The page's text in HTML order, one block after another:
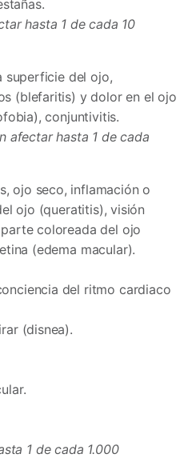
hasta 1 de cada 10
superficie del ojo,
(blefaritis) y dolor en el ojo
conjuntivitis.
afectar hasta 1 de cada
ojo seco, inflamación o
ojo (queratitis), visión
coloreada del ojo
(edema macular).
del ritmo cardiaco
(disnea).
1 de cada 1.000